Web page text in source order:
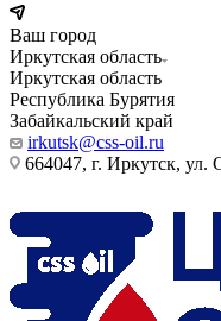
Ваш город
Иркутская область
Иркутская область
Республика Бурятия
Забайкальский край
irkutsk@css-oil.ru
664047, г. Иркутск,